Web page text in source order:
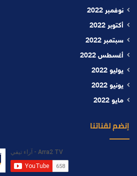
نوفمبر 2022
أكتوبر 2022
سبتمبر 2022
أغسطس 2022
يوليو 2022
يونيو 2022
مايو 2022
إنضم لقناتنا